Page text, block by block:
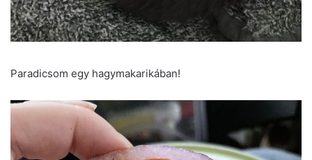
Paradicsom egy hagymakarikában!